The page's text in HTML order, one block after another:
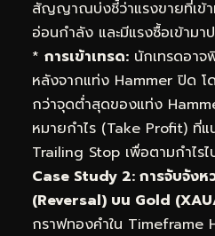
สัญญาณบ่งชี้ว่าแรงขายที่เข้า
อ่อนกำลัง และมีแรงซื้อเข้ามา
* การเข้าเทรด: นักเทรดอา
หลังจากแท่ง Hammer ปิด โ
กว่าจุดต่ำสุดของแท่ง
หมายกำไร (Take Profit) ที่แ
Trailing Stop เพื่อตามกำไรไ
Case Study 2: การจับจังห
(Reversal) บน Gold
กราฟทองคำใน Timeframe